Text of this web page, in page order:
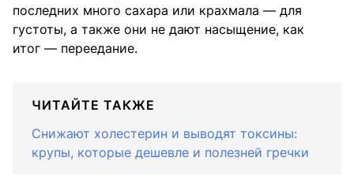
последних много сахара или крахмала — для
густоты, а также они не дают насыщение, как
итог — переедание.
ЧИТАЙТЕ ТАКЖЕ
Снижают холестерин и выводят токсины:
крупы, которые дешевле и полезней гречки